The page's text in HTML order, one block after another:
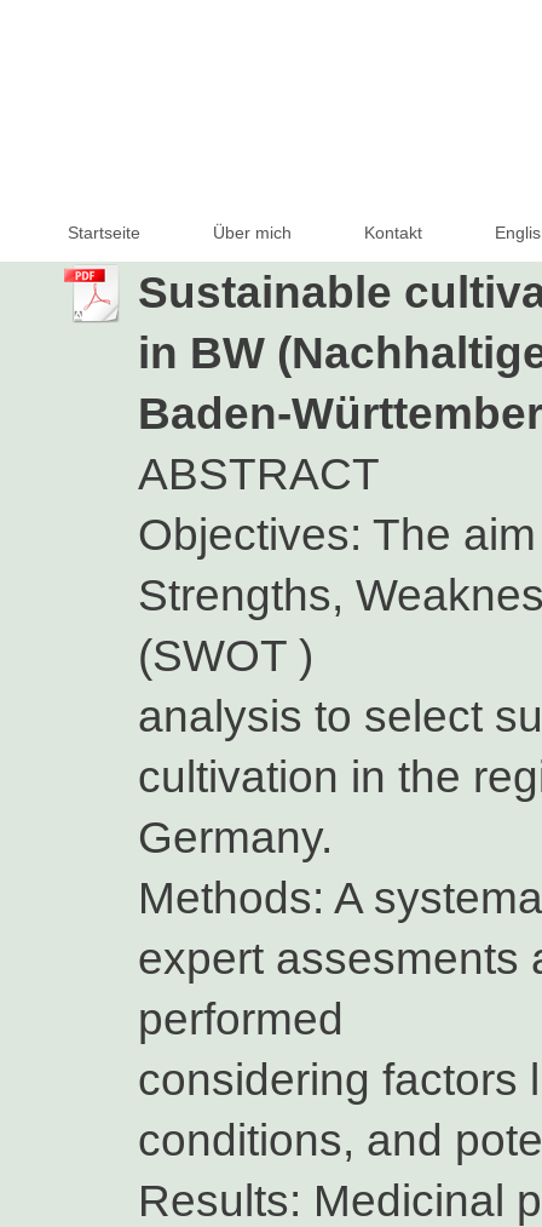
Startseite Über mich Kontakt
Sustainable
in BW
Baden-
ABSTRACT
Objectives: The
Strengths,
(SWOT )
analysis to select
cultivation in the
Germany.
Methods: A
expert assesments
performed
considering factors
conditions, and
Results: Medicinal